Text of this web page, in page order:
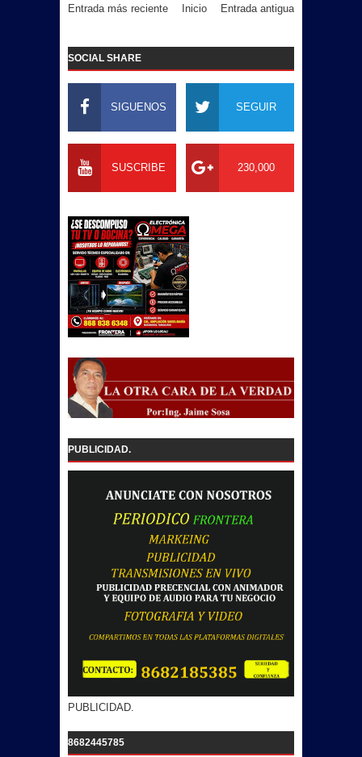
Entrada más reciente Entrada antigua
Inicio
SOCIAL SHARE
SIGUENOS SEGUIR
SUSCRIBE 230,000
PUBLICIDAD.
PUBLICIDAD.
8682445785